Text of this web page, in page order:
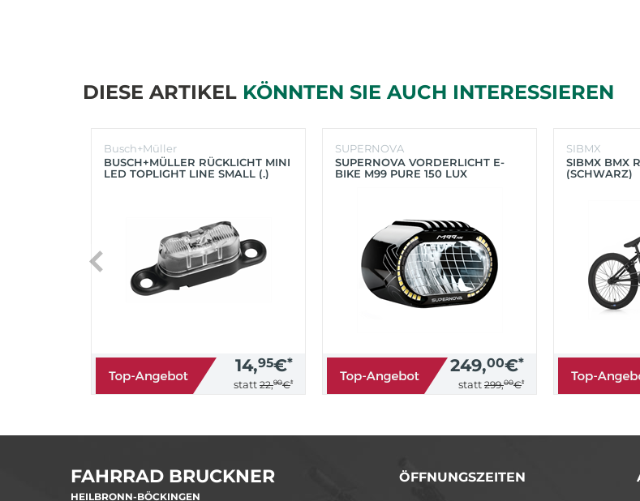
DIESE ARTIKEL KÖNNTEN SIE AUCH INTERESSIEREN
Busch+Müller
BUSCH+MÜLLER RÜCKLICHT MINI
LED TOPLIGHT LINE SMALL (.)
14,95€*
statt 22,90€*
SUPERNOVA
SUPERNOVA VORDERLICHT E-
BIKE M99 PURE 150 LUX
249,00€*
statt 299,00€*
SIBMX
SIBMX BMX
(SCHWARZ)
FAHRRAD BRUCKNER
HEILBRONN-BÖCKINGEN
ÖFFNUNGSZEITEN